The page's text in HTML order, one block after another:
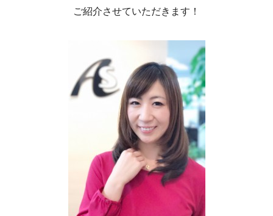
ご紹介させていただきます！